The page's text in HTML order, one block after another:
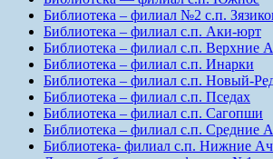
Библиотека – филиал №2 с.п.
Библиотека – филиал с.п. Аки-юрт
Библиотека – филиал с.п. Верхние
Библиотека – филиал с.п. Инарки
Библиотека – филиал с.п. Новый-
Библиотека – филиал с.п. Пседах
Библиотека – филиал с.п. Сагопши
Библиотека – филиал с.п. Средние
Библиотека- филиал с.п. Нижние